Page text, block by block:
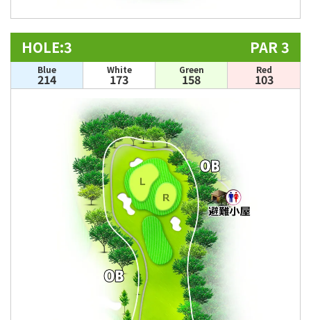
HOLE:3 PAR 3
Blue
214
White
173
Green
158
Red
103